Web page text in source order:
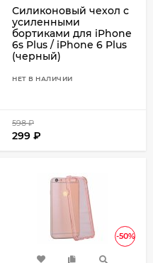
Силиконовый чехол с
усиленными
бортиками для iPhone
6s Plus / iPhone 6 Plus
(черный)
НЕТ В НАЛИЧИИ
598₽
299 ₽
-50%